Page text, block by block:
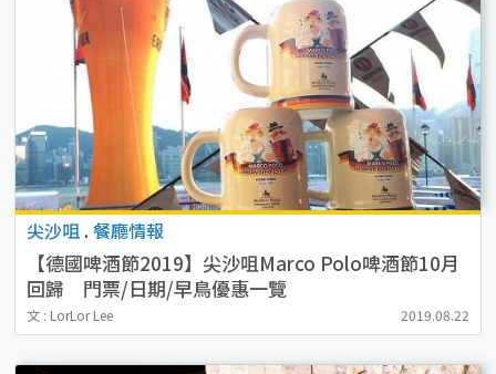
尖沙咀 . 餐廳情報
【德國啤酒節2019】尖沙咀Marco Polo啤酒節10月
回歸 門票/日期/早鳥優惠一覽
文 : LorLor Lee 2019.08.22